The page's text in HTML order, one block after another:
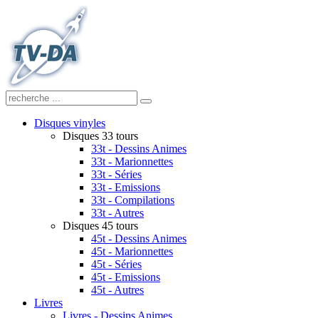
Disques vinyles
Disques 33 tours
33t - Dessins Animes
33t - Marionnettes
33t - Séries
33t - Emissions
33t - Compilations
33t - Autres
Disques 45 tours
45t - Dessins Animes
45t - Marionnettes
45t - Séries
45t - Emissions
45t - Autres
Livres
Livres - Dessins Animes